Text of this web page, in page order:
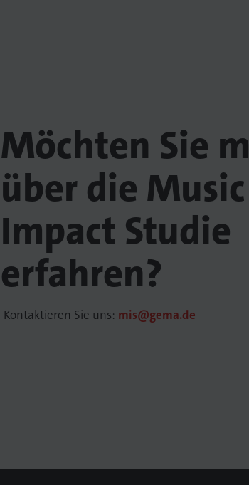
Möchten Sie
über die Music
Impact Studie
erfahren?
Kontaktieren Sie uns: mis@gema.de